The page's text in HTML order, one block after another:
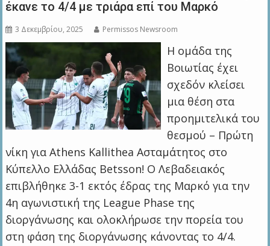
έκανε το 4/4 με τριάρα επί του Μαρκό
3 Δεκεμβρίου, 2025 Permissos Newsroom
Η ομάδα της
Βοιωτίας έχει
σχεδόν κλείσει
μια θέση στα
προημιτελικά του
θεσμού – Πρώτη
νίκη για Athens Kallithea Ασταμάτητος στο
Κύπελλο Ελλάδας Betsson! Ο Λεβαδειακός
επιβλήθηκε 3-1 εκτός έδρας της Μαρκό για την
4η αγωνιστική της League Phase της
διοργάνωσης και ολοκλήρωσε την πορεία του
στη φάση της διοργάνωσης κάνοντας το 4/4.